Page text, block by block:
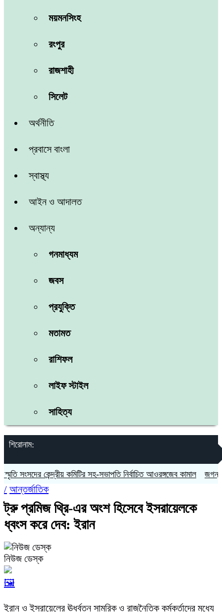
ময়মনসিংহ
রংপুর
রাজশাহী
সিলেট
অর্থনীতি
প্রবাসে বাংলা
স্বাস্থ্য
আইন ও আদালত
অন্যান্য
গনমাধ্যম
জবস
প্রযুক্তি
মতামত
রাশিফল
লাইফ স্টাইল
সাহিত্য
শিরোনাম:
কেন্দ্রীয় কমিটির সহ-সভাপতি নির্বাচিত আওরঙ্গজেব কামাল
/ আন্তর্জাতিক
ট্রু প্রমিজ থ্রি-এর অংশ হিসেবে ইসরায়েলকে
ধ্বংস করে দেব: ইরান
নিউজ ডেস্ক
🖼️
ইরান ও ইসরায়েলের ঊর্ধ্বতন সামরিক ও রাজনৈতিক কর্মকর্তাদের মধ্যে